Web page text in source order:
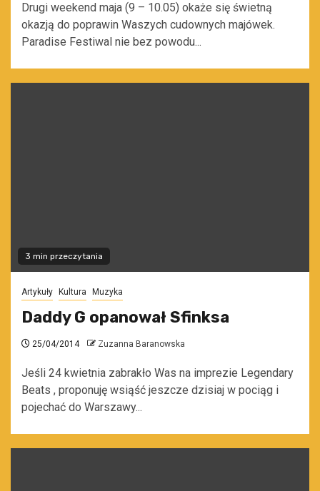
Drugi weekend maja (9 – 10.05) okaże się świetną
okazją do poprawin Waszych cudownych majówek.
Paradise Festiwal nie bez powodu...
3 min przeczytania
Artykuły Kultura Muzyka
Daddy G opanował Sfinksa
25/04/2014 Zuzanna Baranowska
Jeśli 24 kwietnia zabrakło Was na imprezie Legendary
Beats , proponuję wsiąść jeszcze dzisiaj w pociąg i
pojechać do Warszawy...